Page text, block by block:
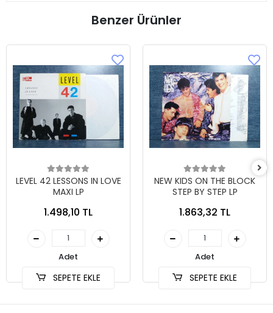
Benzer Ürünler
LEVEL 42 LESSONS IN LOVE
MAXI LP
1.498,10 TL
Adet
SEPETE EKLE
NEW KIDS ON THE BLOCK
STEP BY STEP LP
1.863,32 TL
Adet
SEPETE EKLE